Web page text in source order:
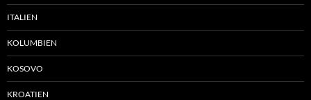
ITALIEN
KOLUMBIEN
KOSOVO
KROATIEN